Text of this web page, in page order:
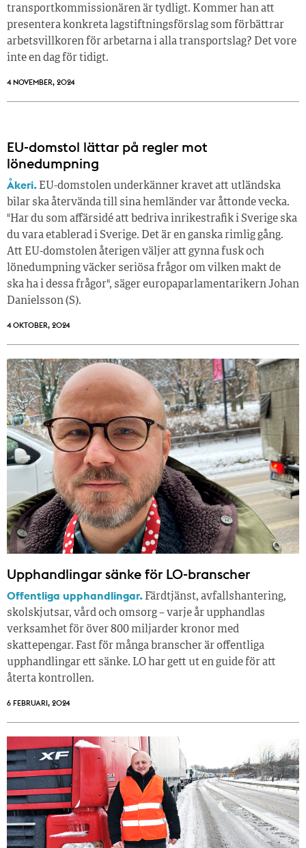
transportkommissionären är tydligt. Kommer han att
presentera konkreta lagstiftningsförslag som förbättrar
arbetsvillkoren för arbetarna i alla transportslag? Det vore
inte en dag för tidigt.
4 NOVEMBER, 2024
EU-domstol lättar på regler mot
lönedumpning
Åkeri. EU-domstolen underkänner kravet att utländska
bilar ska återvända till sina hemländer var åttonde vecka.
"Har du som affärsidé att bedriva inrikestrafik i Sverige ska
du vara etablerad i Sverige. Det är en ganska rimlig gång.
Att EU-domstolen återigen väljer att gynna fusk och
lönedumpning väcker seriösa frågor om vilken makt de
ska ha i dessa frågor", säger europaparlamentarikern Johan
Danielsson (S).
4 OKTOBER, 2024
Upphandlingar sänke för LO-branscher
Offentliga upphandlingar. Färdtjänst, avfallshantering,
skolskjutsar, vård och omsorg – varje år upphandlas
verksamhet för över 800 miljarder kronor med
skattepengar. Fast för många branscher är offentliga
upphandlingar ett sänke. LO har gett ut en guide för att
återta kontrollen.
6 FEBRUARI, 2024